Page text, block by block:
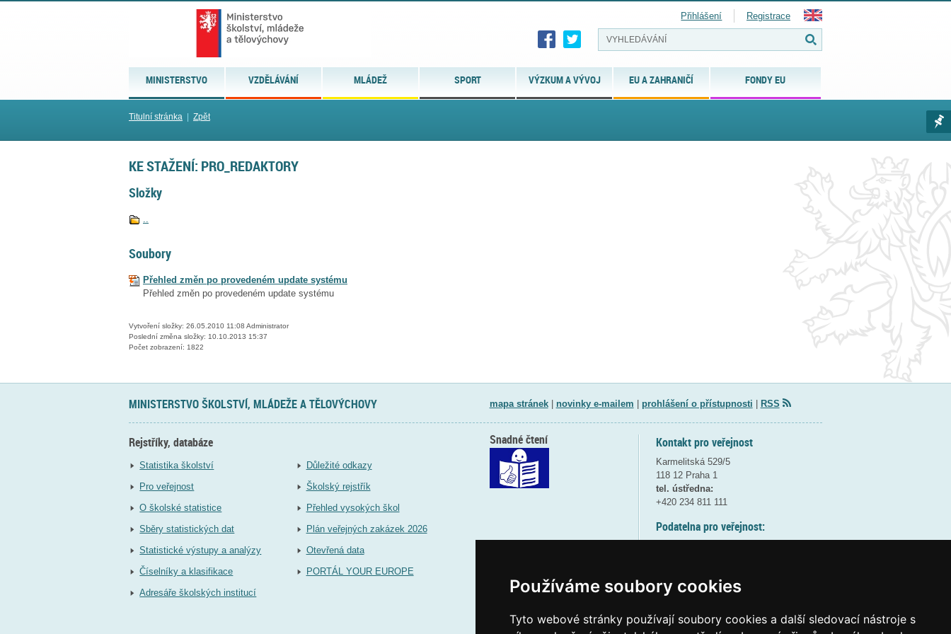
Používáme soubory cookies
Tyto webové stránky používají soubory cookies a další sledovací nástroje s
MINISTERSTVO VZDĚLÁVÁNÍ MLÁDEŽ SPORT VÝZKUM A VÝVOJ EU A ZAHRANIČÍ FONDY EU
Přihlášení Registrace
Titulní stránka Zpět
KE STAŽENÍ: PRO_REDAKTORY
Složky
..
Soubory
Přehled změn po provedeném update systému
Přehled změn po provedeném update systému
Vytvoření složky: 26.05.2010 11:08 Administrator
Poslední změna složky: 10.10.2013 15:37
Počet zobrazení: 1822
MINISTERSTVO ŠKOLSTVÍ, MLÁDEŽE A TĚLOVÝCHOVY mapa stránek| novinky e-mailem prohlášení o přístupnosti RSS
Rejstříky, databáze
Statistika školství
Pro veřejnost
O školské statistice
Sběry statistických dat
Statistické výstupy a analýzy
Číselníky a klasifikace
Adresáře školských institucí
Důležité odkazy
Školský rejstřík
Přehled vysokých škol
Plán veřejných zakázek 2026
Otevřená data
PORTÁL YOUR EUROPE
Kontakt pro veřejnost
Karmelitská 529/5
118 12 Praha 1
tel. ústředna:
+420 234 811 111
Podatelna pro veřejnost:
(více informací
Snadné čtení